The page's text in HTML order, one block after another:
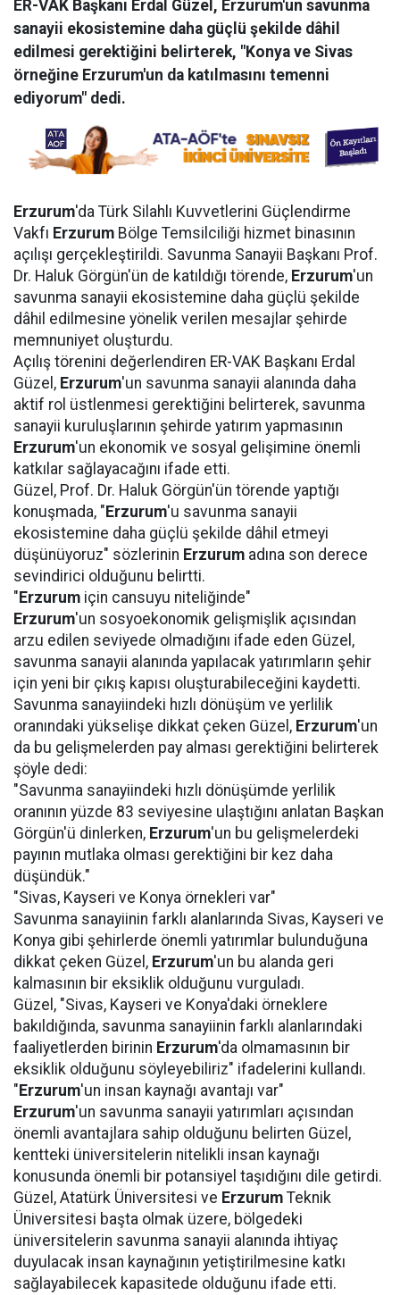
ER-VAK Başkanı Erdal Güzel, Erzurum'un savunma
sanayii ekosistemine daha güçlü şekilde dâhil
edilmesi gerektiğini belirterek, "Konya ve Sivas
örneğine Erzurum'un da katılmasını temenni
ediyorum" dedi.
Erzurum'da Türk Silahlı Kuvvetlerini Güçlendirme
Vakfı Erzurum Bölge Temsilciliği hizmet binasının
açılışı gerçekleştirildi. Savunma Sanayii Başkanı Prof.
Dr. Haluk Görgün'ün de katıldığı törende, Erzurum'un
savunma sanayii ekosistemine daha güçlü şekilde
dâhil edilmesine yönelik verilen mesajlar şehirde
memnuniyet oluşturdu.
Açılış törenini değerlendiren ER-VAK Başkanı Erdal
Güzel, Erzurum'un savunma sanayii alanında daha
aktif rol üstlenmesi gerektiğini belirterek, savunma
sanayii kuruluşlarının şehirde yatırım yapmasının
Erzurum'un ekonomik ve sosyal gelişimine önemli
katkılar sağlayacağını ifade etti.
Güzel, Prof. Dr. Haluk Görgün'ün törende yaptığı
konuşmada, " Erzurum'u savunma sanayii
ekosistemine daha güçlü şekilde dâhil etmeyi
düşünüyoruz" sözlerinin Erzurum adına son derece
sevindirici olduğunu belirtti.
" Erzurum için cansuyu niteliğinde"
Erzurum'un sosyoekonomik gelişmişlik açısından
arzu edilen seviyede olmadığını ifade eden Güzel,
savunma sanayii alanında yapılacak yatırımların şehir
için yeni bir çıkış kapısı oluşturabileceğini kaydetti.
Savunma sanayiindeki hızlı dönüşüm ve yerlilik
oranındaki yükselişe dikkat çeken Güzel, Erzurum'un
da bu gelişmelerden pay alması gerektiğini belirterek
şöyle dedi:
"Savunma sanayiindeki hızlı dönüşümde yerlilik
oranının yüzde 83 seviyesine ulaştığını anlatan Başkan
Görgün'ü dinlerken, Erzurum'un bu gelişmelerdeki
payının mutlaka olması gerektiğini bir kez daha
düşündük."
"Sivas, Kayseri ve Konya örnekleri var"
Savunma sanayiinin farklı alanlarında Sivas, Kayseri ve
Konya gibi şehirlerde önemli yatırımlar bulunduğuna
dikkat çeken Güzel, Erzurum'un bu alanda geri
kalmasının bir eksiklik olduğunu vurguladı.
Güzel, "Sivas, Kayseri ve Konya'daki örneklere
bakıldığında, savunma sanayiinin farklı alanlarındaki
faaliyetlerden birinin Erzurum'da olmamasının bir
eksiklik olduğunu söyleyebiliriz" ifadelerini kullandı.
" Erzurum'un insan kaynağı avantajı var"
Erzurum'un savunma sanayii yatırımları açısından
önemli avantajlara sahip olduğunu belirten Güzel,
kentteki üniversitelerin nitelikli insan kaynağı
konusunda önemli bir potansiyel taşıdığını dile getirdi.
Güzel, Atatürk Üniversitesi ve Erzurum Teknik
Üniversitesi başta olmak üzere, bölgedeki
üniversitelerin savunma sanayii alanında ihtiyaç
duyulacak insan kaynağının yetiştirilmesine katkı
sağlayabilecek kapasitede olduğunu ifade etti.